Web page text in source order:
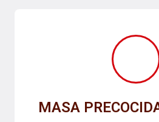
MASA